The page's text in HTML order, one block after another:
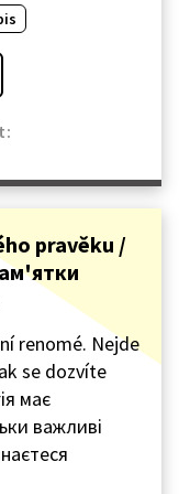
pravěku /
renomé. Nejde
se dozvíte
має
важливі